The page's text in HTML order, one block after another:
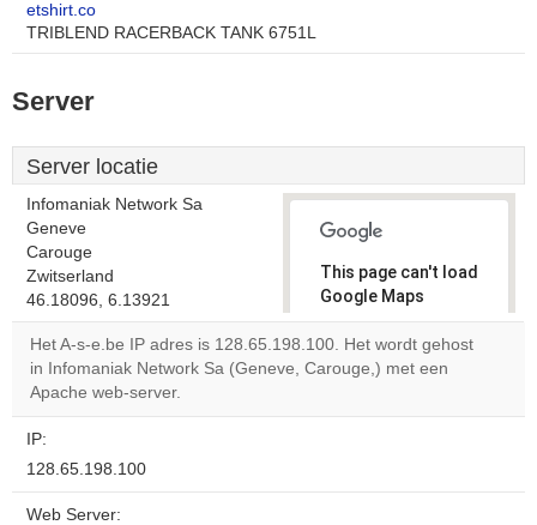
etshirt.co
TRIBLEND RACERBACK TANK 6751L
Server
Server locatie
Infomaniak Network Sa
Geneve
Carouge
Zwitserland
46.18096, 6.13921
This page can't load
Google Maps
correctly.
Do you
Het A-s-e.be IP adres is 128.65.198.100. Het wordt gehost
in Infomaniak Network Sa (Geneve, Carouge,) met een
Apache web-server.
IP:
128.65.198.100
Web Server: